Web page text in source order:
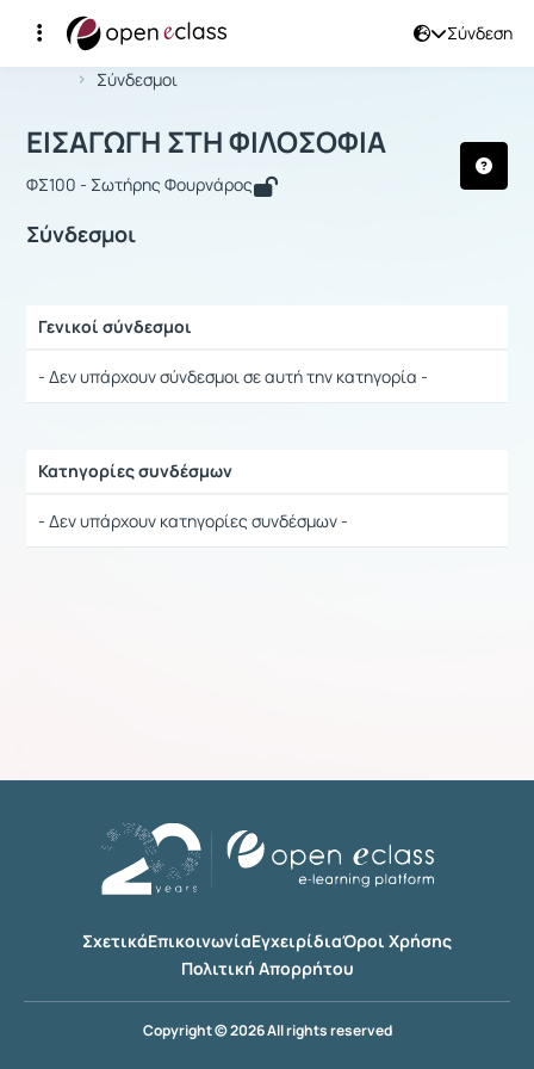
Σύνδεση
Αρχική Σελίδα
Σύνδεσμοι
Μάθημα : ΕΙΣΑΓΩΓΗ ΣΤΗ ΦΙΛΟΣΟΦΙΑ
ΕΙΣΑΓΩΓΗ ΣΤΗ ΦΙΛΟΣΟΦΙΑ
ΦΣ100 - Σωτήρης Φουρνάρος
Σύνδεσμοι
Γενικοί σύνδεσμοι
- Δεν υπάρχουν σύνδεσμοι σε αυτή την κατηγορία -
Κατηγορίες συνδέσμων
- Δεν υπάρχουν κατηγορίες συνδέσμων -
ΣχετικάΕπικοινωνίαΕγχειρίδιαΌροι Χρήσης
Πολιτική Απορρήτου
Copyright © 2026 All rights reserved